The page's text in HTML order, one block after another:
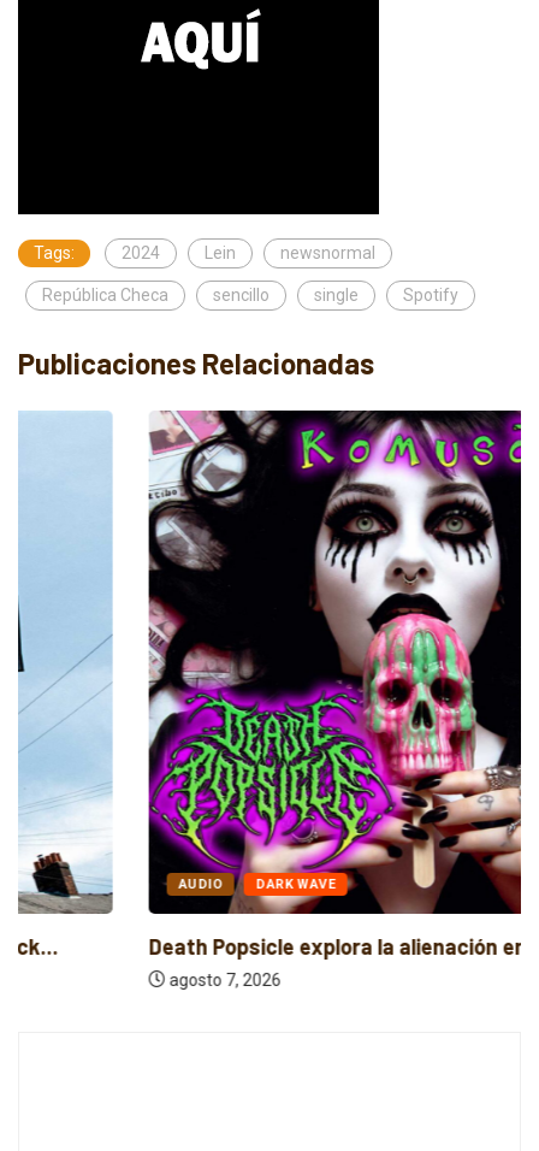
Tags: 2024 Lein newsnormal
República Checa sencillo single Spotify
Publicaciones Relacionadas
AUDIO DARK WAVE
Death Popsicle explora la alienación en el...
agosto 7, 2026